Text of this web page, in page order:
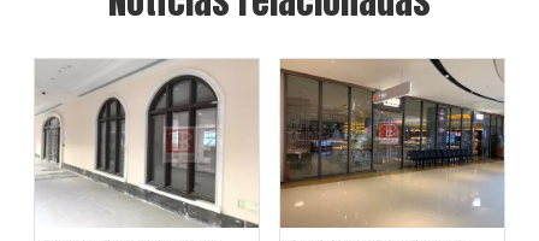
No.8 Fumin, cidade de Taoyuan, cidade de Heshan,
quadrados. Com todos os tipos de profissionais e
equipamentos de produção avançados, a Hengbao é
especializada em produtos de vidro à prova de fogo, tais
como: vidro resistente ao fogo, sistema de portas e
janelas com vidros corta-fogo, divisórias com vidros
corta-fogo, janelas à prova de fogo e barreira de fumaça,